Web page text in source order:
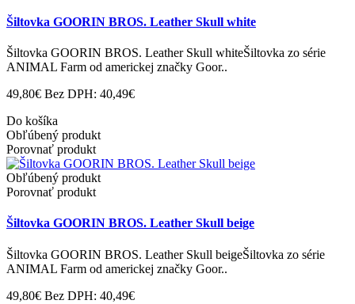
Šiltovka GOORIN BROS. Leather Skull white
Šiltovka GOORIN BROS. Leather Skull whiteŠiltovka zo série
ANIMAL Farm od americkej značky Goor..
49,80€ Bez DPH: 40,49€
Do košíka
Obľúbený produkt
Porovnať produkt
Obľúbený produkt
Porovnať produkt
Šiltovka GOORIN BROS. Leather Skull beige
Šiltovka GOORIN BROS. Leather Skull beigeŠiltovka zo série
ANIMAL Farm od americkej značky Goor..
49,80€ Bez DPH: 40,49€